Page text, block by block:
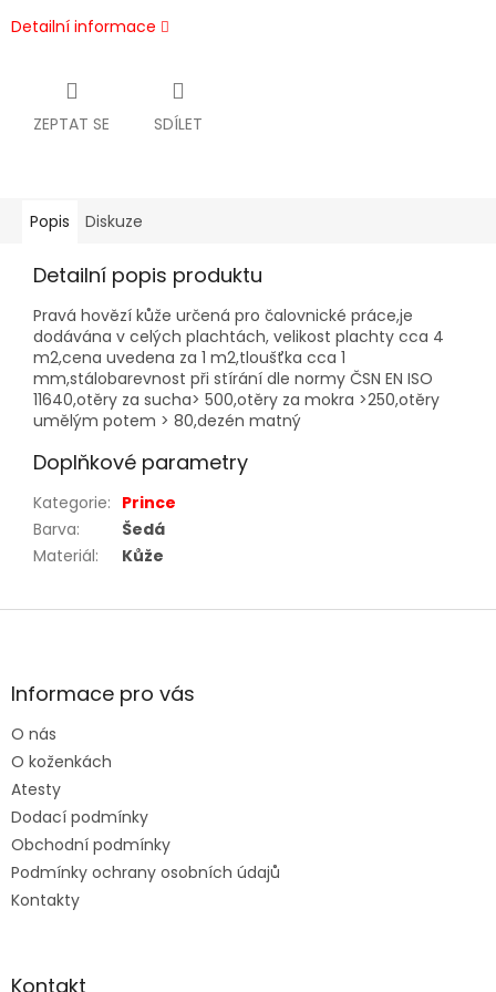
Detailní informace
ZEPTAT SE SDÍLET
Popis Diskuze
Detailní popis produktu
Pravá hovězí kůže určená pro čalovnické práce,je
dodávána v celých plachtách, velikost plachty cca 4
m2,cena uvedena za 1 m2,tloušťka cca 1
mm,stálobarevnost při stírání dle normy ČSN EN ISO
11640,otěry za sucha> 500,otěry za mokra >250,otěry
umělým potem > 80,dezén matný
Doplňkové parametry
Kategorie: Prince
Barva:
Šedá
Materiál: Kůže
Z
aInformace pro vás
O nás
O koženkách
Atesty
Dodací podmínky
Obchodní podmínky
Podmínky ochrany osobních údajů
Kontakty
Kontakt